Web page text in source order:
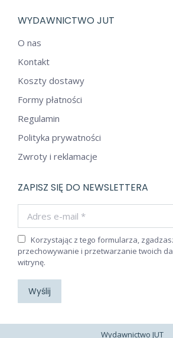
WYDAWNICTWO JUT
O nas
Kontakt
Koszty dostawy
Formy płatności
Regulamin
Polityka prywatności
Zwroty i reklamacje
ZAPISZ SIĘ DO NEWSLETTERA
Korzystając z tego formularza,
przechowywanie i przetwarzanie twoich
witrynę.
Wyślij
Wydawnictwo JUT